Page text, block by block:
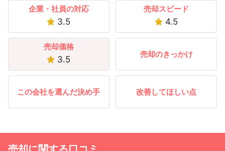
企業・社員の対応
3.5
売却スピード
4.5
売却価格
3.5
売却のきっかけ
この会社を選んだ決め手 改善してほしい点